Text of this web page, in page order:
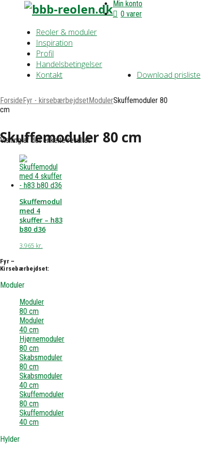
Min konto
0 varer
Reoler & moduler
Inspiration
Profil
Handelsbetingelser
Download prisliste
Kontakt
ForsideFyr - kirsebærbejdsetModulerSkuffemoduler 80
cm
Skuffemoduler 80 cm
Visning af det enkelte resultat
Skuffemodul
med 4
skuffer – h83
b80 d36
3.965 kr.
Fyr –
Kirsebærbejdset:
Moduler
Moduler
80 cm
Moduler
40 cm
Hjørnemoduler
80 cm
Skabsmoduler
80 cm
Skabsmoduler
40 cm
Skuffemoduler
80 cm
Skuffemoduler
40 cm
Hylder